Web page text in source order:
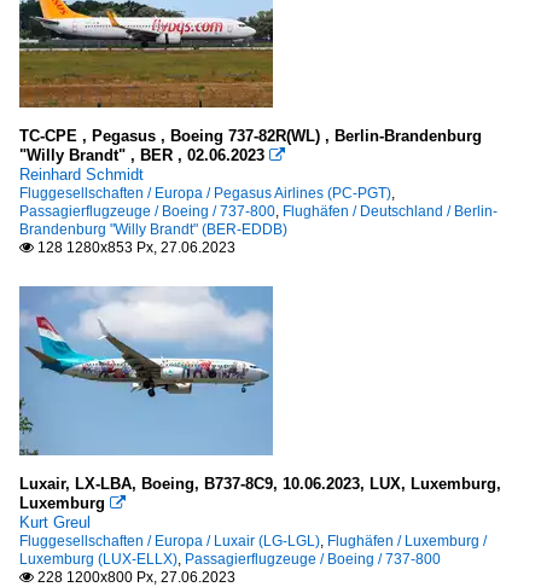
TC-CPE , Pegasus , Boeing 737-82R(WL) , Berlin-Brandenburg
"Willy Brandt" , BER , 02.06.2023 
Reinhard Schmidt
Fluggesellschaften / Europa / Pegasus Airlines (PC-PGT),
Passagierflugzeuge / Boeing / 737-800, Flughäfen / Deutschland / Berlin-
Brandenburg "Willy Brandt" (BER-EDDB)
 128 1280x853 Px, 27.06.2023
Luxair, LX-LBA, Boeing, B737-8C9, 10.06.2023, LUX, Luxemburg,
Luxemburg 
Kurt Greul
Fluggesellschaften / Europa / Luxair (LG-LGL), Flughäfen / Luxemburg /
Luxemburg (LUX-ELLX), Passagierflugzeuge / Boeing / 737-800
 228 1200x800 Px, 27.06.2023